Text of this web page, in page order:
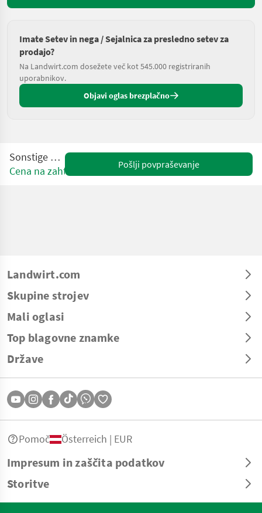
Imate Setev in nega / Sejalnica za presledno setev za
prodajo?
Na Landwirt.com dosežete več kot 545.000 registriranih
uporabnikov.
Objavi oglas brezplačno
Sonstige P 300
Cena na zahtevo
Pošlji povpraševanje
Landwirt.com
Skupine strojev
Mali oglasi
Top blagovne znamke
Države
Impresum in zaščita podatkov
Storitve
Pomoč Österreich | EUR